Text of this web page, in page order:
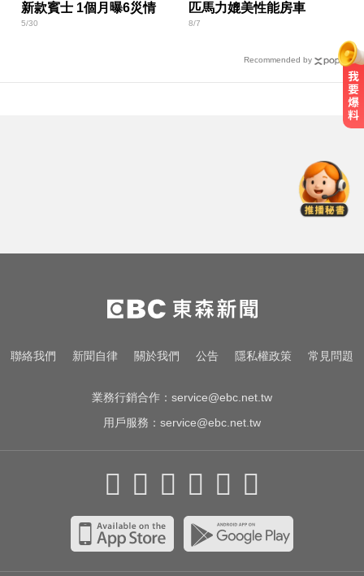
新款賓士 1個月曝6災情
5/30
匹馬力媲美性能房車
8/7
Recommended by
德喊：此時不生待何時
涉工程回扣驚爆貪瀆！高雄議員范
織欽遭檢調搜索偵訓
台中恐怖車禍！婦人遭大貨車猛撞
聯絡我們 新聞自律 關於我們 公告 隱私權政策 常見問題
業務行銷合作： service@ebc.net.tw
用戶服務： service@ebc.net.tw